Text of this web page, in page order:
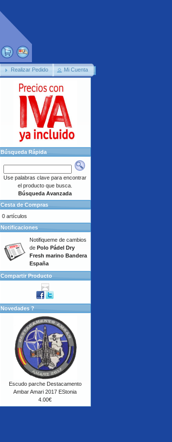
Realizar Pedido Mi Cuenta
Búsqueda Rápida
Use palabras clave para encontrar
el producto que busca.
Búsqueda Avanzada
Cesta de Compras
0 artículos
Notificaciones
Notifiqueme de cambios
de Polo Pádel Dry
Fresh marino Bandera
España
Compartir Producto
Novedades ?
Escudo parche Destacamento
Ambar Amari 2017 EStonia
4.00€